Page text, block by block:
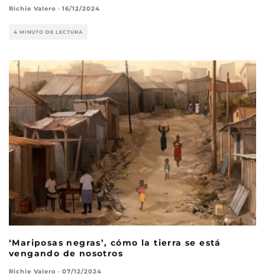
Richie Valero · 16/12/2024
4 MINUTO DE LECTURA
‘Mariposas negras’, cómo la tierra se está
vengando de nosotros
Richie Valero · 07/12/2024